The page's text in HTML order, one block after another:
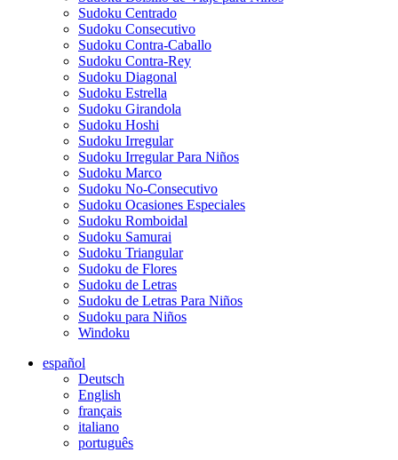
Sudoku Centrado
Sudoku Consecutivo
Sudoku Contra-Caballo
Sudoku Contra-Rey
Sudoku Diagonal
Sudoku Estrella
Sudoku Girandola
Sudoku Hoshi
Sudoku Irregular
Sudoku Irregular Para Niños
Sudoku Marco
Sudoku No-Consecutivo
Sudoku Ocasiones Especiales
Sudoku Romboidal
Sudoku Samurai
Sudoku Triangular
Sudoku de Flores
Sudoku de Letras
Sudoku de Letras Para Niños
Sudoku para Niños
Windoku
español
Deutsch
English
français
italiano
português